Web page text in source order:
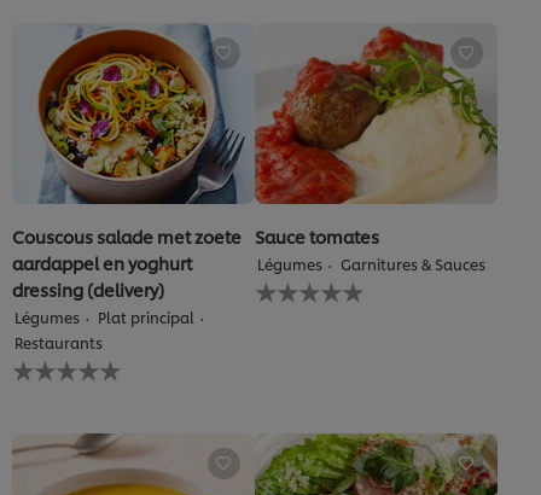
recipe
Couscous salade met zoete
aardappel en yoghurt
dressing (delivery)
Légumes
Plat principal
Restaurants
Aucune
évaluation
ce
recipe
Sauce tomates
Légumes Garnitures & Sauces
Aucune
évaluation